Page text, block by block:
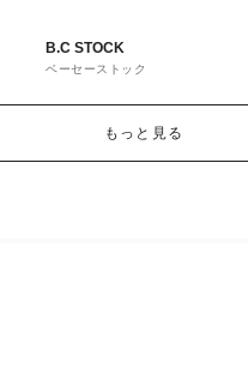
B.C STOCK
ベーセーストック
もっと見る